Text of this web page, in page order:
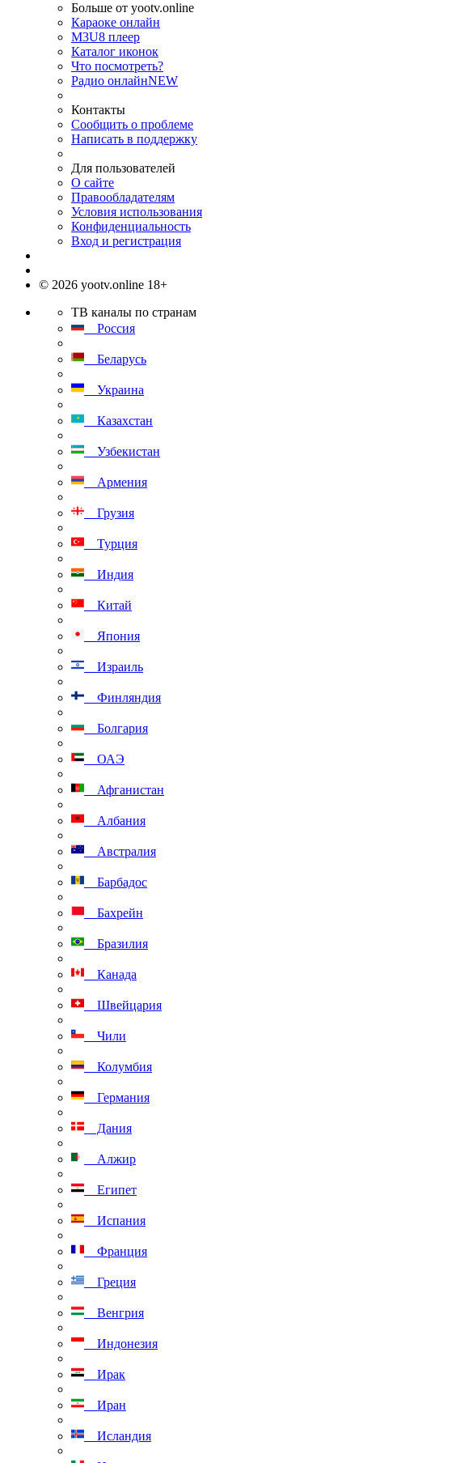
Больше от yootv.online
Караоке онлайн
M3U8 плеер
Каталог иконок
Что посмотреть?
Радио онлайнNEW
Контакты
Сообщить о проблеме
Написать в поддержку
Для пользователей
О сайте
Правообладателям
Условия использования
Конфиденциальность
Вход и регистрация
© 2026 yootv.online 18+
ТВ каналы по странам
Россия
Беларусь
Украина
Казахстан
Узбекистан
Армения
Грузия
Турция
Индия
Китай
Япония
Израиль
Финляндия
Болгария
ОАЭ
Афганистан
Албания
Австралия
Барбадос
Бахрейн
Бразилия
Канада
Швейцария
Чили
Колумбия
Германия
Дания
Алжир
Египет
Испания
Франция
Греция
Венгрия
Индонезия
Ирак
Иран
Исландия